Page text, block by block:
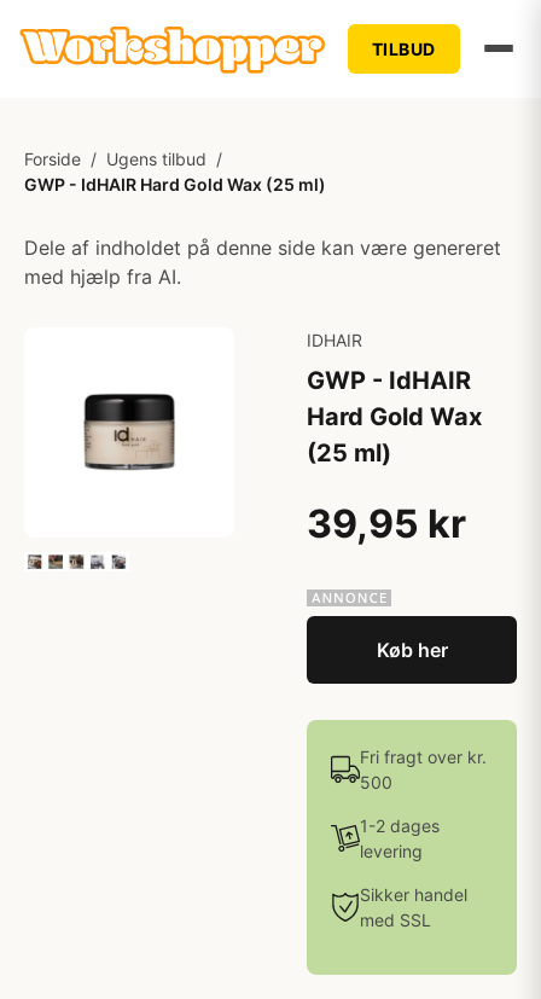
TILBUD
Forside / Ugens tilbud /
GWP - IdHAIR Hard Gold Wax (25 ml)
Dele af indholdet på denne side kan være genereret
med hjælp fra AI.
IDHAIR
GWP - IdHAIR
Hard Gold Wax
(25 ml)
39,95 kr
Køb her
Fri fragt over kr.
500
1-2 dages
levering
Sikker handel
med SSL